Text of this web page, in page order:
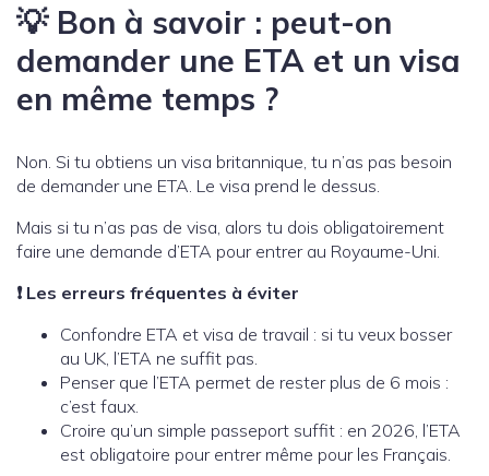
💡 Bon à savoir : peut-on
demander une ETA et un visa
en même temps ?
Non. Si tu obtiens un visa britannique, tu n’as pas besoin
de demander une ETA. Le visa prend le dessus.
Mais si tu n’as pas de visa, alors tu dois obligatoirement
faire une demande d’ETA pour entrer au Royaume-Uni.
❗ Les erreurs fréquentes à éviter
Confondre ETA et visa de travail : si tu veux bosser
au UK, l’ETA ne suffit pas.
Penser que l’ETA permet de rester plus de 6 mois :
c’est faux.
Croire qu’un simple passeport suffit : en 2026, l’ETA
est obligatoire pour entrer même pour les Français.